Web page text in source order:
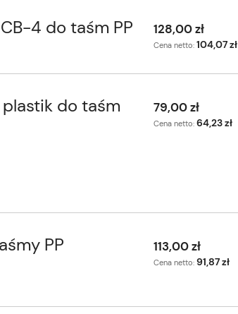
Do koszyka 38,15 zł
4 do taśm PP 128,00 zł
Cena netto:104,07 zł
do taśm 79,00 zł
Cena netto:64,23 zł
PP 113,00 zł
Cena netto:91,87 zł